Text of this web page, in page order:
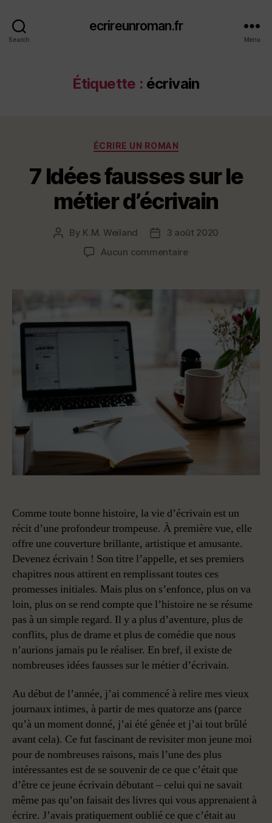
Search
ecrireunroman.fr
Menu
Étiquette : écrivain
Categories
ÉCRIRE UN ROMAN
7 Idées fausses sur le
métier d’écrivain
Post
author
By K.M. Weiland
Post3 août 2020
Aucun commentairesur
métier
d’écrivain
Comme toute bonne histoire, la vie d’écrivain est un
récit d’une profondeur trompeuse. À première vue, elle
offre une couverture brillante, artistique et amusante.
Devenez écrivain ! Son titre l’appelle, et ses premiers
chapitres nous attirent en remplissant toutes ces
promesses initiales. Mais plus on s’enfonce, plus on va
loin, plus on se rend compte que l’histoire ne se résume
pas à un simple regard. Il y a plus d’aventure, plus de
conflits, plus de drame et plus de comédie que nous
n’aurions jamais pu le réaliser. En bref, il existe de
nombreuses idées fausses sur le métier d’écrivain.
Au début de l’année, j’ai commencé à relire mes vieux
journaux intimes, à partir de mes quatorze ans (parce
qu’à un moment donné, j’ai été gênée et j’ai tout brûlé
avant cela). Ce fut fascinant de revisiter mon jeune moi
pour de nombreuses raisons, mais l’une des plus
intéressantes est de se souvenir de ce que c’était que
d’être ce jeune écrivain débutant – celui qui ne savait
même pas qu’on faisait des livres qui vous apprenaient à
écrire. J’avais pratiquement oublié ce que c’était au